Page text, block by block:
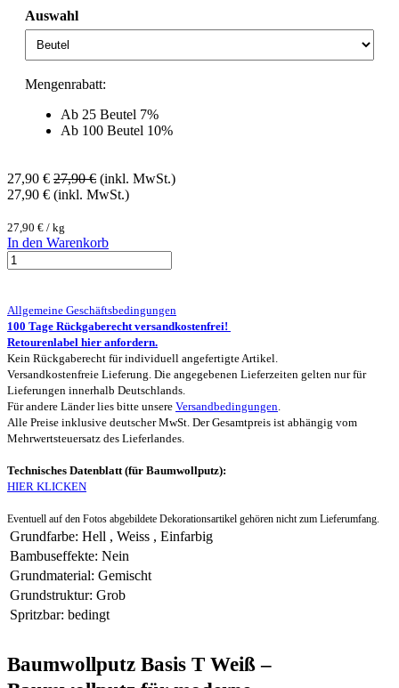
Auswahl
Mengenrabatt:
Ab 25 Beutel 7%
Ab 100 Beutel 10%
27,90 € 27,90€ (inkl. MwSt.)
27,90 € (inkl. MwSt.)
27,90 € / kg
In den Warenkorb
Allgemeine Geschäftsbedingungen
100 Tage Rückgaberecht versandkostenfrei!
Retourenlabel hier anfordern.
Kein Rückgaberecht für individuell angefertigte Artikel.
Versandkostenfreie Lieferung. Die angegebenen Lieferzeiten gelten nur für
Lieferungen innerhalb Deutschlands.
Für andere Länder lies bitte unsere Versandbedingungen.
Alle Preise inklusive deutscher MwSt. Der Gesamtpreis ist abhängig vom
Mehrwertsteuersatz des Lieferlandes.
Technisches Datenblatt (für Baumwollputz):
HIER KLICKEN
Eventuell auf den Fotos abgebildete Dekorationsartikel gehören nicht zum Lieferumfang.
Grundfarbe: Hell , Weiss , Einfarbig
Bambuseffekte: Nein
Grundmaterial: Gemischt
Grundstruktur: Grob
Spritzbar: bedingt
Baumwollputz Basis T Weiß –